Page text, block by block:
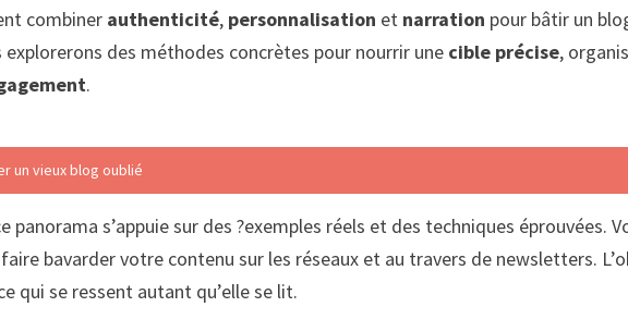
combiner authenticité, personnalisation et narration pour bâtir un
des méthodes concrètes pour nourrir une cible précise,
.
un vieux blog oublié
panorama s’appuie sur des ?exemples réels et des techniques éprouvées.
bavarder votre contenu sur les réseaux et au travers de newsletters.
qui se ressent autant qu’elle se lit.